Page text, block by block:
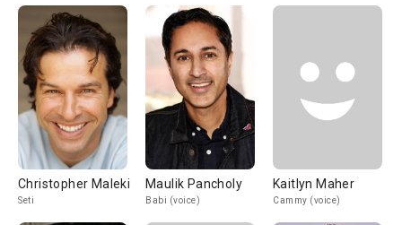
Christopher Maleki
Seti
Maulik Pancholy
Babi (voice)
Kaitlyn Maher
Cammy (voice)